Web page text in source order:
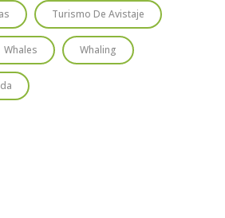
Turismo De Avistaje
Whales Whaling